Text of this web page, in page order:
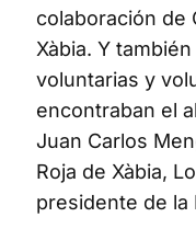
colaboración de
Xàbia. Y
voluntarias y
encontraban el
Juan Carlos
Roja de Xàbia,
presidente de la